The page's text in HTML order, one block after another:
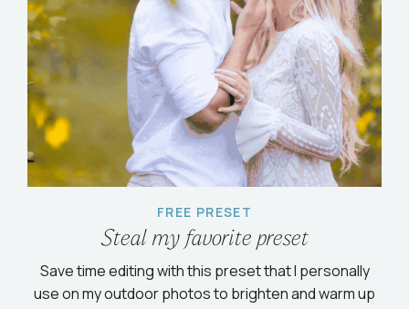
FREE PRESET
Steal my favorite preset
Save time editing with this preset that I personally
use on my outdoor photos to brighten and warm up